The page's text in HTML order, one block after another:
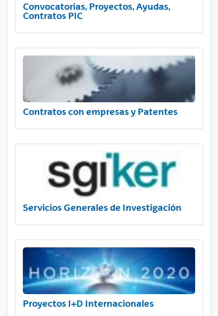
Convocatorias, Proyectos, Ayudas,
Contratos PIC
Contratos con empresas y Patentes
Servicios Generales de Investigación
Proyectos I+D Internacionales